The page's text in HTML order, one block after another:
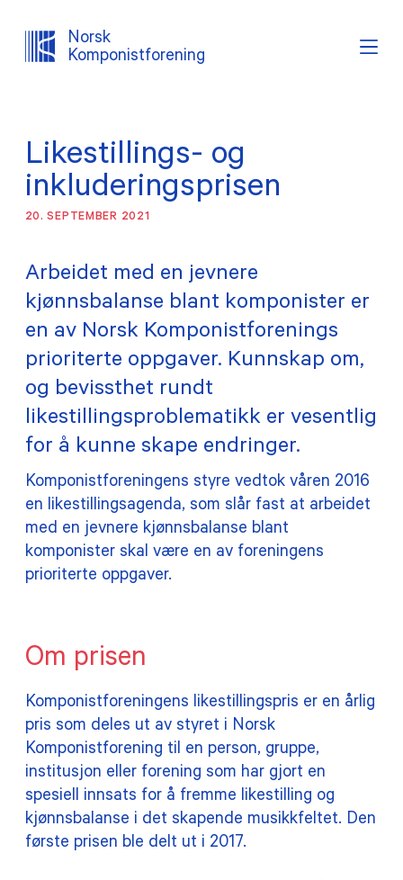
Norsk
Komponistforening
AKTUELT
INTERESSEPOLITISK ARBEID
TJENESTER
PROSJEKTER
MEDLEMSKAP
PRAKTISK INFORMASJON
Likestillings- og
inkluderingsprisen
20. SEPTEMBER 2021
Arbeidet med en jevnere
kjønnsbalanse blant komponister er
en av Norsk Komponistforenings
prioriterte oppgaver. Kunnskap om,
og bevissthet rundt
likestillingsproblematikk er vesentlig
for å kunne skape endringer.
Komponistforeningens styre vedtok våren 2016
en likestillingsagenda, som slår fast at arbeidet
med en jevnere kjønnsbalanse blant
komponister skal være en av foreningens
prioriterte oppgaver.
Om prisen
Komponistforeningens likestillingspris er en årlig
pris som deles ut av styret i Norsk
Komponistforening til en person, gruppe,
institusjon eller forening som har gjort en
spesiell innsats for å fremme likestilling og
kjønnsbalanse i det skapende musikkfeltet. Den
første prisen ble delt ut i 2017.